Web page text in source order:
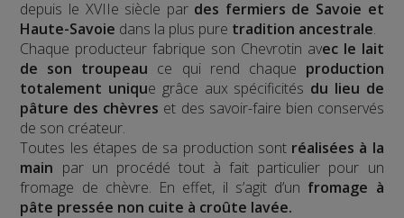
depuis le XVIIe siècle par des fermiers de Savoie et
Haute-Savoie dans la plus pure tradition ancestrale.
Chaque producteur fabrique son Chevrotin avec le lait
de son troupeau ce qui rend chaque production
totalement unique grâce aux spécificités du lieu de
pâture des chèvres et des savoir-faire bien conservés
de son créateur.
Toutes les étapes de sa production sont réalisées à la
main par un procédé tout à fait particulier pour un
fromage de chèvre. En effet, il s’agit d’un fromage à
pâte pressée non cuite à croûte lavée.